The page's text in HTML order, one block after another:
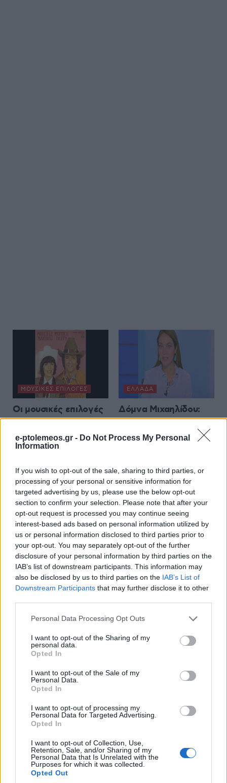
e-ptolemeos.gr - Do Not Process My Personal
Information
If you wish to opt-out of the sale, sharing to third parties, or
processing of your personal or sensitive information for
targeted advertising by us, please use the below opt-out
section to confirm your selection. Please note that after your
opt-out request is processed you may continue seeing
interest-based ads based on personal information utilized by
us or personal information disclosed to third parties prior to
your opt-out. You may separately opt-out of the further
disclosure of your personal information by third parties on the
IAB’s list of downstream participants. This information may
also be disclosed by us to third parties on the IAB’s List of
Downstream Participants that may further disclose it to other
Please note that this website/app uses one or more Google
not limited to your visit or usage behaviour. You may click to
grant or deny consent to Google and its third-party tags to
use your data for below specified purposes in below Google
consent section.
Personal Data Processing Opt Outs
I want to opt-out of the Sharing of my
personal data.
Opted In
I want to opt-out of the Sale of my
Personal Data.
Opted In
I want to opt-out of processing my
Personal Data for Targeted Advertising.
Opted In
I want to opt-out of Collection, Use,
Retention, Sale, and/or Sharing of my
Personal Data that Is Unrelated with the
Purposes for which it was collected.
Opted Out
ΜΟΥΣΙΚΈΣ ΕΠΙΛΟΓΈΣ
Οι μουσικές επιλογές
του e-ptolemeos.gr:
Mireille Mathieu &
Patrick Duffy –
(1983)
8 Αυγούστου 2026, 9:00 μμ
ΕΛΛΆΔΑ
Δόμνα Μιχαηλίδου:
Στις 24 Αυγούστου
ανοίγει η πλατφόρμα
8 Αυγούστου 2026, 8:32 μμ
ΚΟΙΝΩΝΊΑ
Η νεολαία γέμισε την
συναυλία της
Marseaux
(Βίντεο+Φωτογραφίες)
ΚΟΙΝΩΝΊΑ
Προήχθη σε
Διοικητής της
Τροχαίας Πτολεμαΐδας
Το Daddy Cool Party
επιστρέφει στην
Α.Ο. ΠΑΝΑΤΟΛΙΚΟΣ: